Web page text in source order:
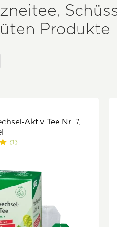
Produkte
Aktiv Tee Nr. 7,
(1)